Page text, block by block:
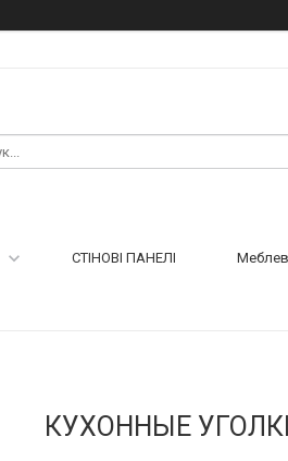
СТІНОВІ ПАНЕЛІ
КУХОННЫЕ